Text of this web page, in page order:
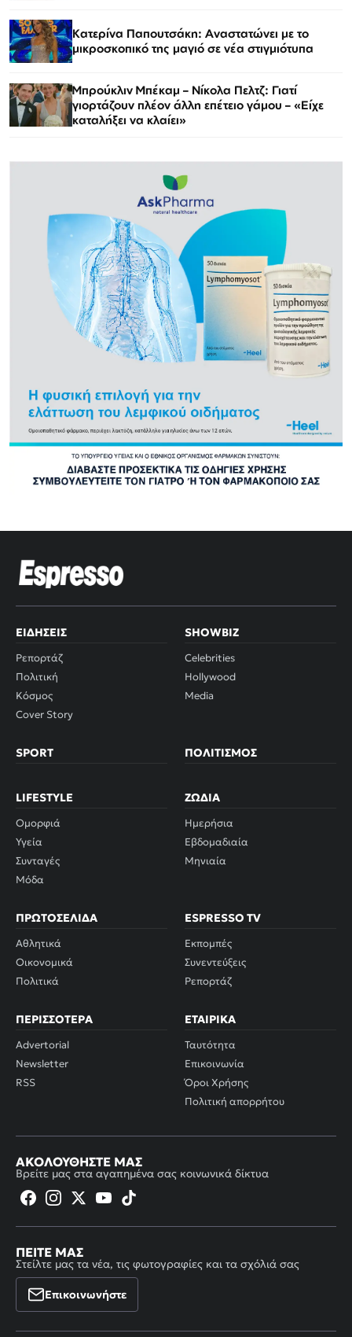
Κατερίνα Παπουτσάκη: Αναστατώνει με το
μικροσκοπικό της μαγιό σε νέα στιγμιότυπα
Μπρούκλιν Μπέκαμ – Νίκολα Πελτζ: Γιατί
γιορτάζουν πλέον άλλη επέτειο γάμου – «Είχε
καταλήξει να κλαίει»
ΕΙΔΉΣΕΙΣ
Ρεπορτάζ
Πολιτική
Κόσμος
Cover Story
SHOWBIZ
Celebrities
Hollywood
Media
SPORT ΠΟΛΙΤΙΣΜΌΣ
LIFESTYLE
Ομορφιά
Υγεία
Συνταγές
Μόδα
ΖΏΔΙΑ
Ημερήσια
Εβδομαδιαία
Μηνιαία
ΠΡΩΤΟΣΈΛΙΔΑ
Αθλητικά
Οικονομικά
Πολιτικά
ESPRESSO TV
Εκπομπές
Συνεντεύξεις
Ρεπορτάζ
ΠΕΡΙΣΣΌΤΕΡΑ
Advertorial
Newsletter
RSS
ΕΤΑΙΡΙΚΆ
Ταυτότητα
Επικοινωνία
Όροι Χρήσης
Πολιτική απορρήτου
ΑΚΟΛΟΥΘΉΣΤΕ ΜΑΣ
Βρείτε μας στα αγαπημένα σας κοινωνικά δίκτυα
ΠΕΊΤΕ ΜΑΣ
Στείλτε μας τα νέα, τις φωτογραφίες και τα σχόλιά σας
Επικοινωνήστε